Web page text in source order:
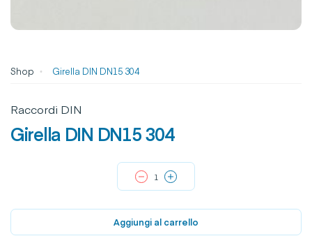
Shop Girella DIN DN15 304
Raccordi DIN
Girella DIN DN15 304
Aggiungi al carrello